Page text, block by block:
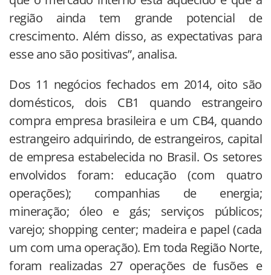
região ainda tem grande potencial de
crescimento. Além disso, as expectativas para
esse ano são positivas”, analisa.
Dos 11 negócios fechados em 2014, oito são
domésticos, dois CB1 quando estrangeiro
compra empresa brasileira e um CB4, quando
estrangeiro adquirindo, de estrangeiros, capital
de empresa estabelecida no Brasil. Os setores
envolvidos foram: educação (com quatro
operações); companhias de energia;
mineração; óleo e gás; serviços públicos;
varejo; shopping center; madeira e papel (cada
um com uma operação). Em toda Região Norte,
foram realizadas 27 operações de fusões e